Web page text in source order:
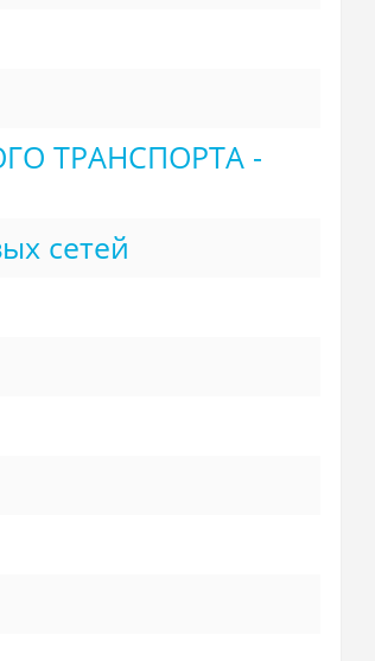
ТРАНСПОРТА -
сетей